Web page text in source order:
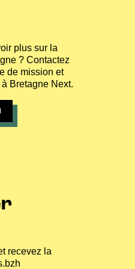
plus sur la
? Contactez
de mission et
Bretagne Next.
recevez la